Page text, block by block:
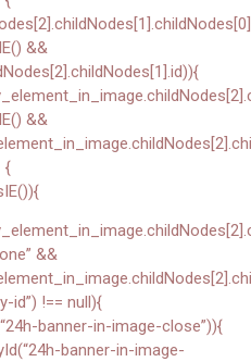
&&
&&
{
&&
id”) !== null){
banner-in-image-close”)){
banner-in-image-